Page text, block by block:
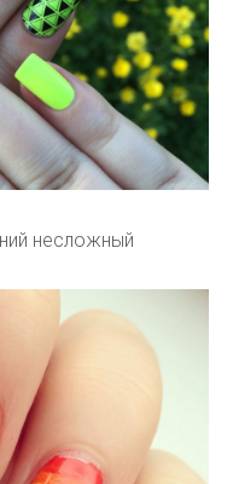
несложный